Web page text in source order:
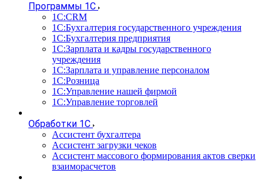
Программы 1С
1С:CRM
1С:Бухгалтерия государственного учреждения
1С:Бухгалтерия предприятия
1С:Зарплата и кадры государственного
учреждения
1С:Зарплата и управление персоналом
1С:Розница
1С:Управление нашей фирмой
1С:Управление торговлей
Обработки 1С
Ассистент бухгалтера
Ассистент загрузки чеков
Ассистент массового формирования актов сверки
взаиморасчетов